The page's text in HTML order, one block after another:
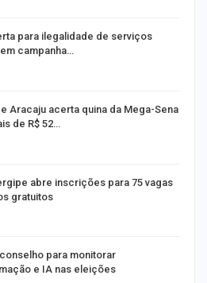
para ilegalidade de serviços
campanha…
Aracaju acerta quina da Mega-Sena
de R$ 52…
abre inscrições para 75 vagas
gratuitos
para monitorar
e IA nas eleições